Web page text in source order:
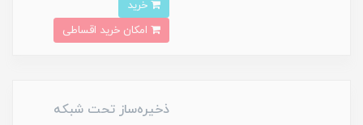
ذخیره‌ساز تحت شبکه